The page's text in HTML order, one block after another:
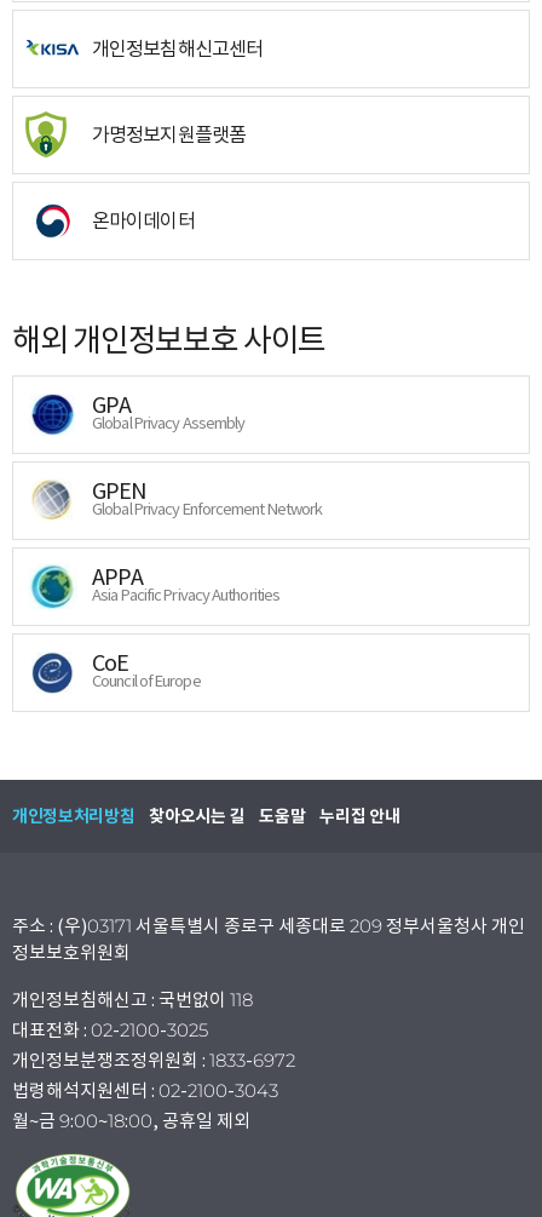
개인정보침해신고센터
가명정보지원플랫폼
온마이데이터
해외 개인정보보호 사이트
GPA
Global Privacy Assembly
GPEN
Global Privacy Enforcement Network
APPA
Asia Pacific Privacy Authorities
CoE
Council of Europe
개인정보처리방침 찾아오시는 길 도움말 누리집 안내
주소 : (우)03171 서울특별시 종로구 세종대로 209 정부서울청사 개인
정보보호위원회
개인정보침해신고 : 국번없이 118
대표전화 : 02-2100-3025
개인정보분쟁조정위원회 : 1833-6972
법령해석지원센터 : 02-2100-3043
월~금 9:00~18:00, 공휴일 제외